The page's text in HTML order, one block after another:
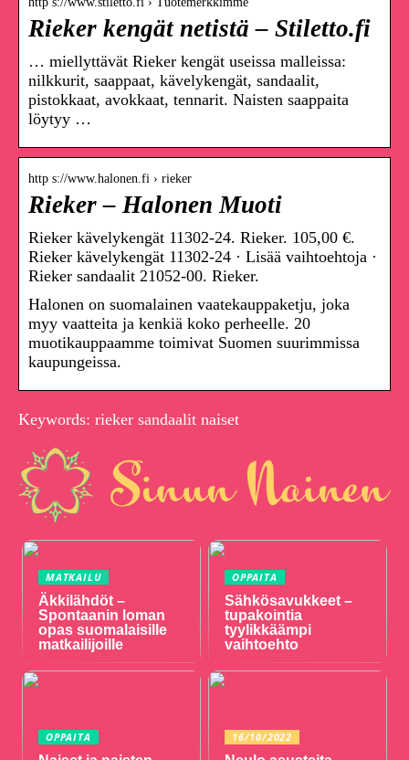
Rieker kengät netistä – Stiletto.fi
… miellyttävät Rieker kengät useissa malleissa:
nilkkurit, saappaat, kävelykengät, sandaalit,
pistokkaat, avokkaat, tennarit. Naisten saappaita
löytyy …
http s://www.halonen.fi › rieker
Rieker – Halonen Muoti
Rieker kävelykengät 11302-24. Rieker. 105,00 €.
Rieker kävelykengät 11302-24 · Lisää vaihtoehtoja ·
Rieker sandaalit 21052-00. Rieker.
Halonen on suomalainen vaatekauppaketju, joka
myy vaatteita ja kenkiä koko perheelle. 20
muotikauppaamme toimivat Suomen suurimmissa
kaupungeissa.
Keywords: rieker sandaalit naiset
MATKAILU
Äkkilähdöt –
Spontaanin loman
opas suomalaisille
matkailijoille
OPPAITA
Sähkösavukkeet –
tupakointia
tyylikkäämpi
vaihtoehto
OPPAITA 16/10/2022